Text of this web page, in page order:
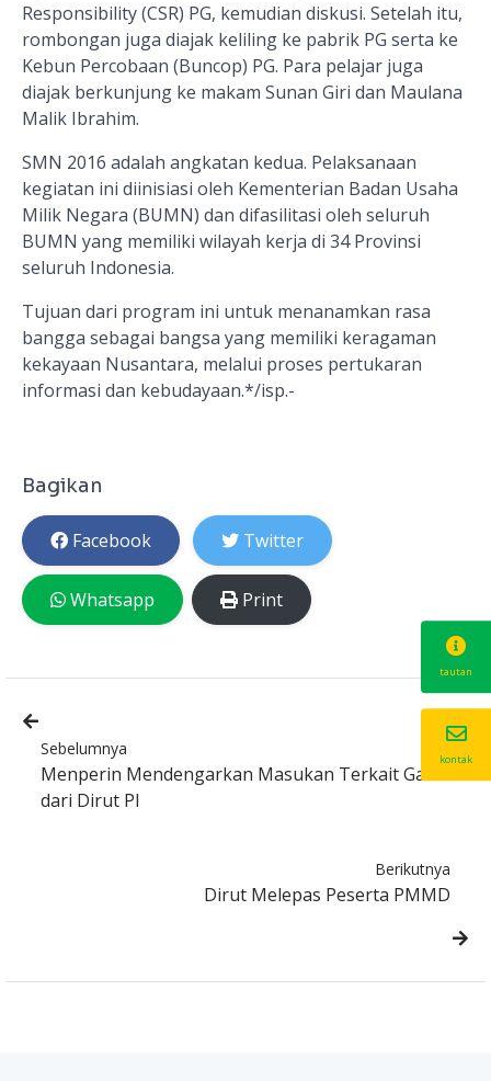
Responsibility (CSR) PG, kemudian diskusi. Setelah itu,
rombongan juga diajak keliling ke pabrik PG serta ke
Kebun Percobaan (Buncop) PG. Para pelajar juga
diajak berkunjung ke makam Sunan Giri dan Maulana
Malik Ibrahim.
SMN 2016 adalah angkatan kedua. Pelaksanaan
kegiatan ini diinisiasi oleh Kementerian Badan Usaha
Milik Negara (BUMN) dan difasilitasi oleh seluruh
BUMN yang memiliki wilayah kerja di 34 Provinsi
seluruh Indonesia.
Tujuan dari program ini untuk menanamkan rasa
bangga sebagai bangsa yang memiliki keragaman
kekayaan Nusantara, melalui proses pertukaran
informasi dan kebudayaan.*/isp.-
Bagikan
Facebook Twitter
Whatsapp Print
Sebelumnya
Menperin Mendengarkan Masukan Terkait Gas
dari Dirut PI
Berikutnya
Dirut Melepas Peserta PMMD
tautan
kontak